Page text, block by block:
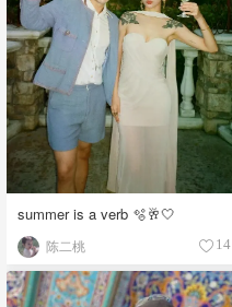
summer is a verb 🫧🥂🤍
陈二桃 14